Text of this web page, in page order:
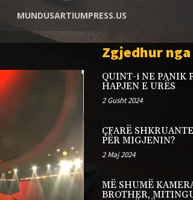
MUNDUSARTIUMPRESS.US
ARTIKUJ
Zgjedhur
QUINT-i NE PANIK
HAPJEN E URËS
2 Gusht 2024
ÇFARË
PËR MIGJENIN?
2 Maj 2024
MË SHUMË
BROTHER,